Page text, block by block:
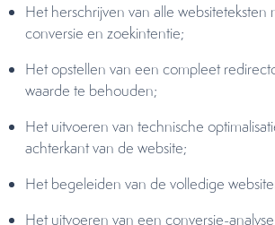
Het herschrijven van alle websiteteksten
conversie en zoekintentie;
Het opstellen van een compleet
waarde te behouden;
Het uitvoeren van technische
achterkant van de website;
Het begeleiden van de volledige
Het uitvoeren van een conversie-